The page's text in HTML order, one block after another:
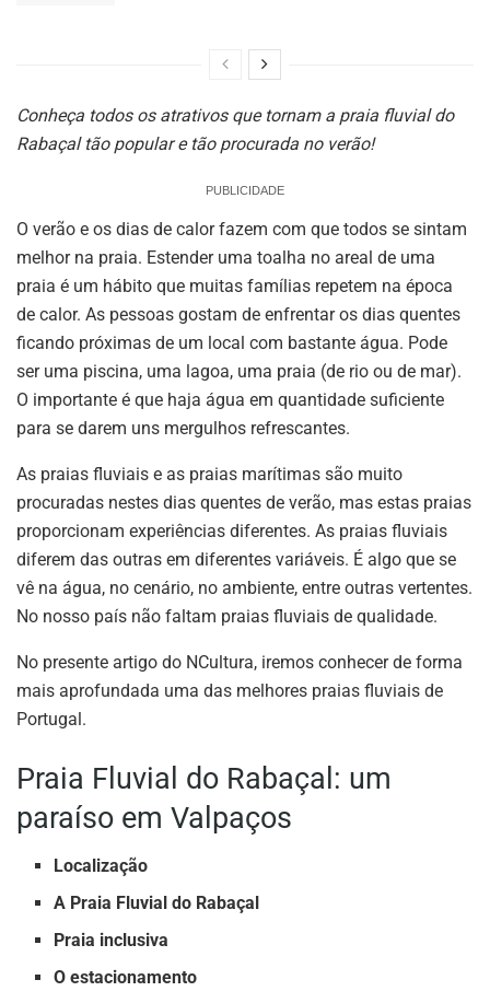
Conheça todos os atrativos que tornam a praia fluvial do
Rabaçal tão popular e tão procurada no verão!
PUBLICIDADE
O verão e os dias de calor fazem com que todos se sintam
melhor na praia. Estender uma toalha no areal de uma
praia é um hábito que muitas famílias repetem na época
de calor. As pessoas gostam de enfrentar os dias quentes
ficando próximas de um local com bastante água. Pode
ser uma piscina, uma lagoa, uma praia (de rio ou de mar).
O importante é que haja água em quantidade suficiente
para se darem uns mergulhos refrescantes.
As praias fluviais e as praias marítimas são muito
procuradas nestes dias quentes de verão, mas estas praias
proporcionam experiências diferentes. As praias fluviais
diferem das outras em diferentes variáveis. É algo que se
vê na água, no cenário, no ambiente, entre outras vertentes.
No nosso país não faltam praias fluviais de qualidade.
No presente artigo do NCultura, iremos conhecer de forma
mais aprofundada uma das melhores praias fluviais de
Portugal.
Praia Fluvial do Rabaçal: um
paraíso em Valpaços
Localização
A Praia Fluvial do Rabaçal
Praia inclusiva
O estacionamento